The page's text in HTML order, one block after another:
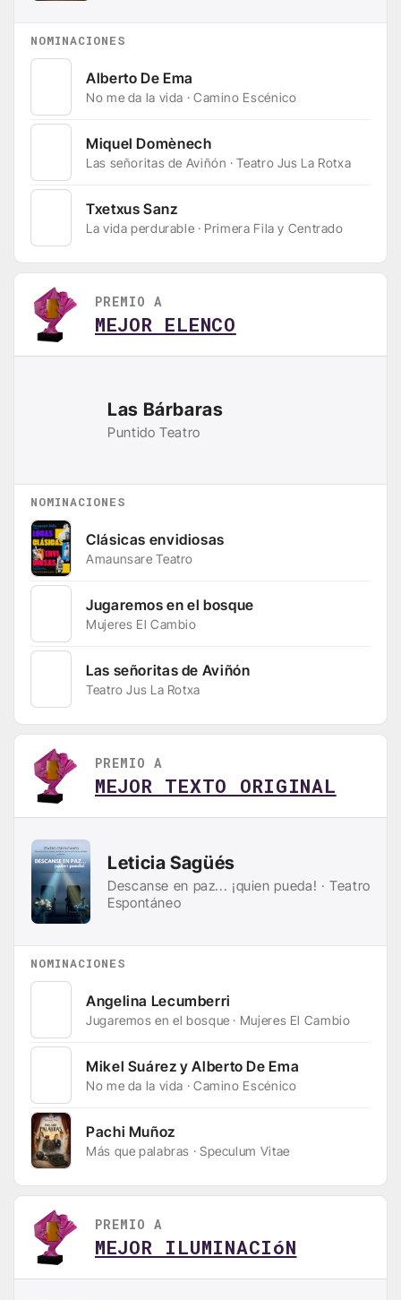
NOMINACIONES
Alberto De Ema
No me da la vida · Camino Escénico
Miquel Domènech
Las señoritas de Aviñón · Teatro Jus La Rotxa
Txetxus Sanz
La vida perdurable · Primera Fila y Centrado
PREMIO A
MEJOR ELENCO
Las Bárbaras
Puntido Teatro
NOMINACIONES
Clásicas envidiosas
Amaunsare Teatro
Jugaremos en el bosque
Mujeres El Cambio
Las señoritas de Aviñón
Teatro Jus La Rotxa
PREMIO A
MEJOR TEXTO ORIGINAL
Leticia Sagüés
Descanse en paz... ¡quien pueda! · Teatro
Espontáneo
NOMINACIONES
Angelina Lecumberri
Jugaremos en el bosque · Mujeres El Cambio
Mikel Suárez y Alberto De Ema
No me da la vida · Camino Escénico
Pachi Muñoz
Más que palabras · Speculum Vitae
PREMIO A
MEJOR ILUMINACIóN